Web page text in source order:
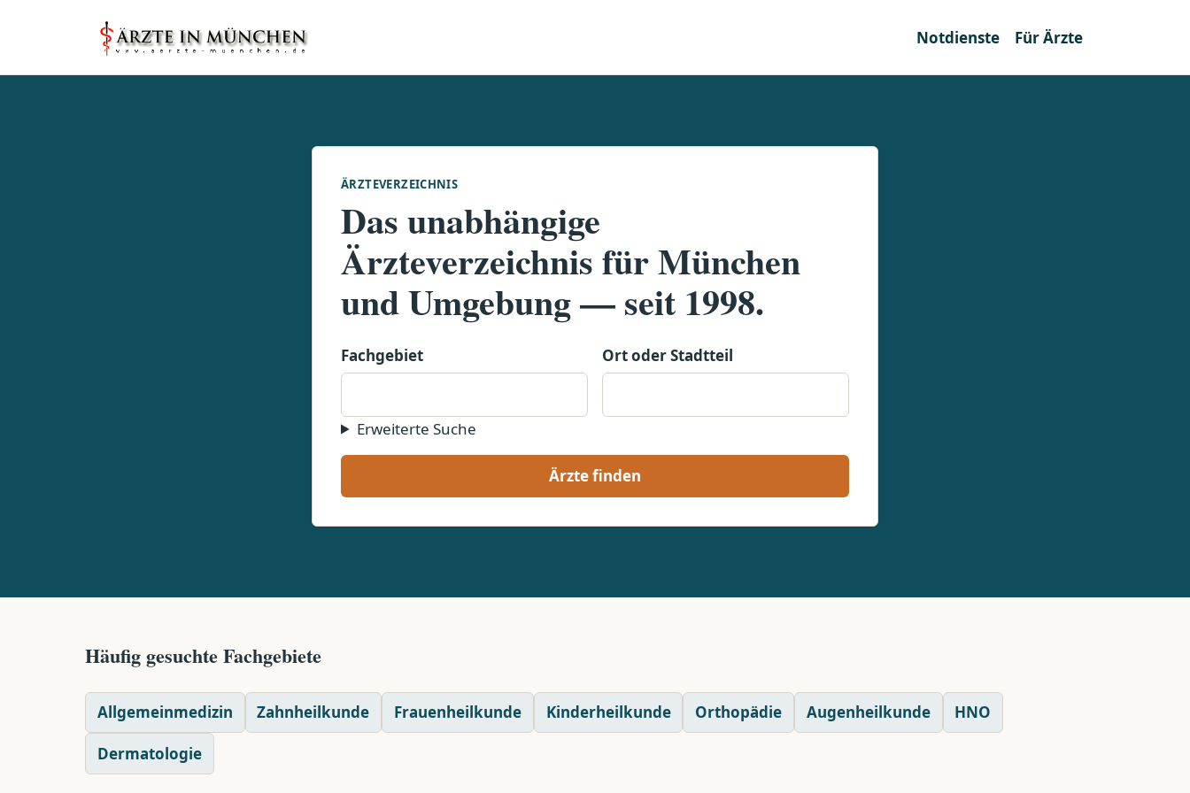
Notdienste Für Ärzte
ÄRZTEVERZEICHNIS
Das unabhängige
Ärzteverzeichnis für München
und Umgebung — seit 1998.
Fachgebiet Ort oder Stadtteil
Erweiterte Suche
Ärzte finden
Häufig gesuchte Fachgebiete
Allgemeinmedizin Zahnheilkunde Frauenheilkunde Kinderheilkunde Orthopädie Augenheilkunde HNO
Dermatologie